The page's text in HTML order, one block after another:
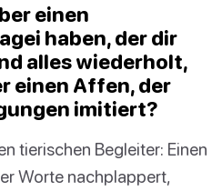
einen
haben, der dir
alles wiederholt,
einen Affen, der
imitiert?
tierischen Begleiter: Einen
Worte nachplappert,